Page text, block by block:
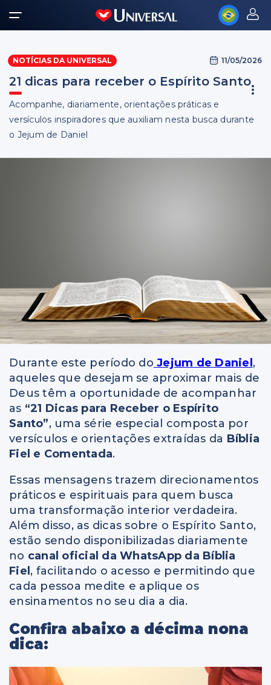
NOTÍCIAS DA UNIVERSAL 11/05/2026
21 dicas para receber o Espírito Santo
Acompanhe, diariamente, orientações práticas e
versículos inspiradores que auxiliam nesta busca durante
o Jejum de Daniel
Durante este período do Jejum de Daniel ,
aqueles que desejam se aproximar mais de
Deus têm a oportunidade de acompanhar
as “21 Dicas para Receber o Espírito
Santo”, uma série especial composta por
versículos e orientações extraídas da Bíblia
Fiel e Comentada.
Essas mensagens trazem direcionamentos
práticos e espirituais para quem busca
uma transformação interior verdadeira.
Além disso, as dicas sobre o Espírito Santo,
estão sendo disponibilizadas diariamente
no canal oficial da WhatsApp da Bíblia
Fiel , facilitando o acesso e permitindo que
cada pessoa medite e aplique os
ensinamentos no seu dia a dia.
Confira abaixo a décima nona
dica: